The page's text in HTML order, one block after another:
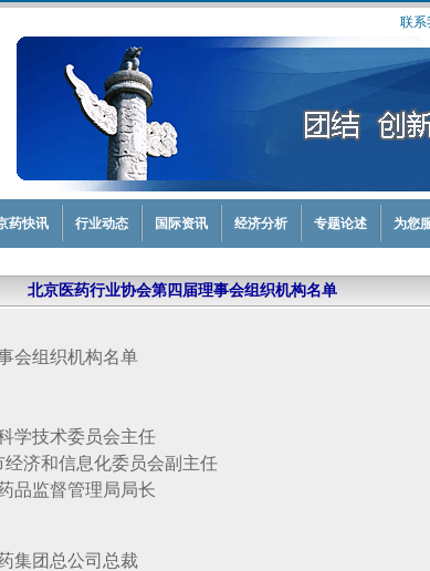
联系
药快讯 行业动态 国际资讯 经济分析 专题论述 为您
北京医药行业协会第四届理事会组织机构名单
会组织机构名单
术委员会主任
信息化委员会副主任
督管理局局长
团总公司总裁